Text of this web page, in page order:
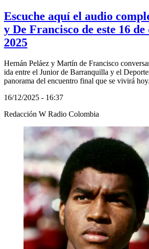
Escuche aquí el audio
y De Francisco de este 16
2025
Hernán Peláez y Martín de Francisco
ida entre el Junior de Barranquilla y el
panorama del encuentro final que se vivirá hoy.
16/12/2025 - 16:37
Redacción W Radio Colombia